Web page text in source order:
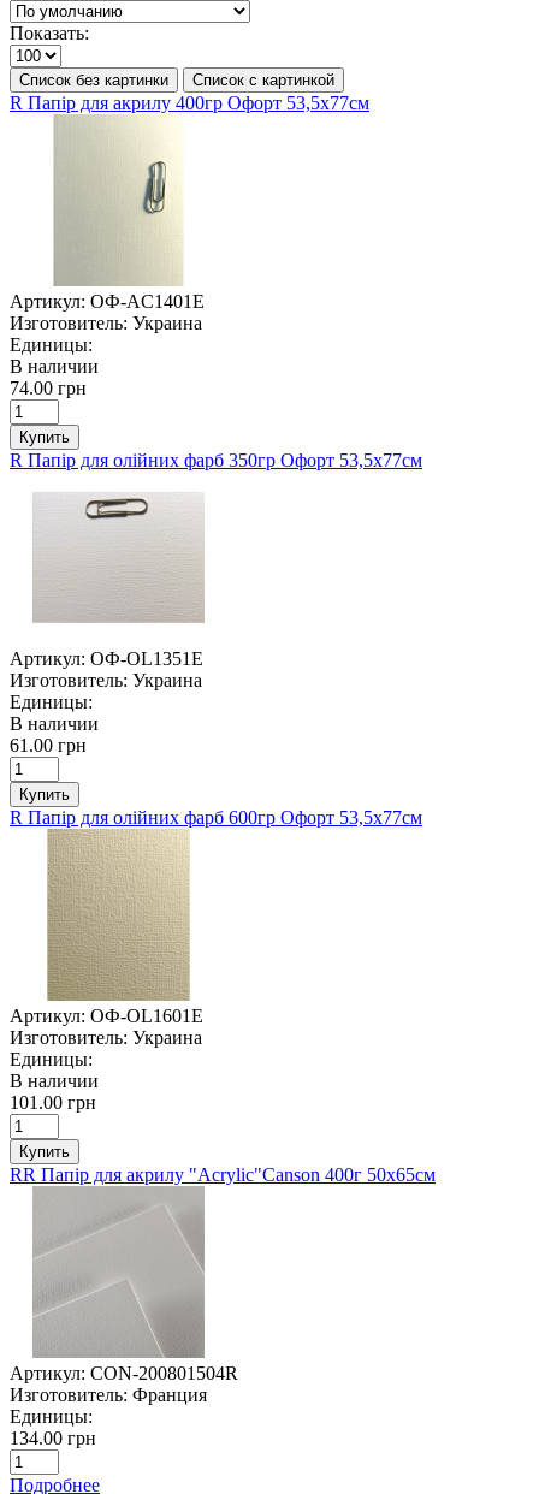
Показать:
Список без картинки Список с картинкой
R Папір для акрилу 400гр Офорт 53,5х77см
Артикул: ОФ-AC1401E
Изготовитель: Украина
Единицы:
В наличии
74.00 грн
Купить
R Папір для олійних фарб 350гр Офорт 53,5х77см
Артикул: ОФ-OL1351E
Изготовитель: Украина
Единицы:
В наличии
61.00 грн
Купить
R Папір для олійних фарб 600гр Офорт 53,5х77см
Артикул: ОФ-OL1601E
Изготовитель: Украина
Единицы:
В наличии
101.00 грн
Купить
RR Папір для акрилу "Acrylic"Canson 400г 50х65см
Артикул: CON-200801504R
Изготовитель: Франция
Единицы:
134.00 грн
Подробнее